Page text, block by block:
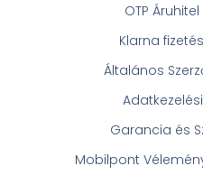
OTP
Klarna
Általános
Garancia és
Mobilpont